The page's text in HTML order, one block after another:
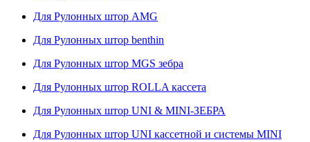
Для Рулонных штор AMG
Для Рулонных штор benthin
Для Рулонных штор MGS зебра
Для Рулонных штор ROLLA кассета
Для Рулонных штор UNI & MINI-ЗЕБРА
Для Рулонных штор UNI кассетной и системы MINI